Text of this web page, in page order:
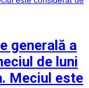
generală a
de luni
Meciul este